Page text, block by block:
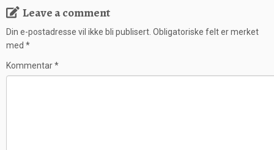
Leave a comment
Din e-postadresse vil ikke bli publisert. Obligatoriske felt er merket
med *
Kommentar*